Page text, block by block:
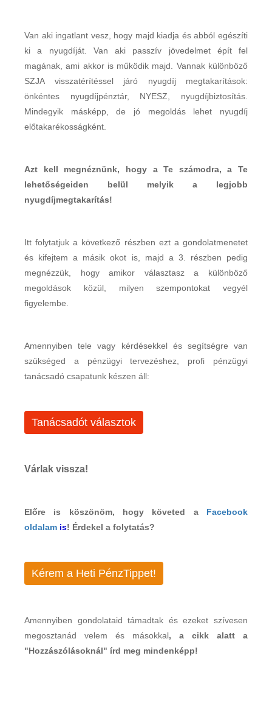
Van aki ingatlant vesz, hogy majd kiadja és abból egészíti
ki a nyugdíját. Van aki passzív jövedelmet épít fel
magának, ami akkor is működik majd. Vannak különböző
SZJA visszatérítéssel járó nyugdíj megtakarítások:
önkéntes nyugdíjpénztár, NYESZ, nyugdíjbiztosítás.
Mindegyik másképp, de jó megoldás lehet nyugdíj
előtakarékosságként.
Azt kell megnéznünk, hogy a Te számodra, a Te
lehetőségeiden belül melyik a legjobb
nyugdíjmegtakarítás!
Itt folytatjuk a következő részben ezt a gondolatmenetet
és kifejtem a másik okot is, majd a 3. részben pedig
megnézzük, hogy amikor választasz a különböző
megoldások közül, milyen szempontokat vegyél
figyelembe.
Amennyiben tele vagy kérdésekkel és segítségre van
szükséged a pénzügyi tervezéshez, profi pénzügyi
tanácsadó csapatunk készen áll:
Tanácsadót választok
Várlak vissza!
Előre is köszönöm, hogy követed a Facebook
oldalam is! Érdekel a folytatás?
Kérem a Heti PénzTippet!
Amennyiben gondolataid támadtak és ezeket szívesen
megosztanád velem és másokkal, a cikk alatt a
"Hozzászólásoknál" írd meg mindenképp!